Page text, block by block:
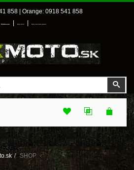
858 | Orange: 0918 541 858
Prihlásenie Môj účet Môj zoznam prianí
SHOP